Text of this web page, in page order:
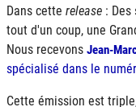
Dans cette release :
tout d'un coup, une
Nous recevons Jean-
spécialisé dans le
Cette émission est